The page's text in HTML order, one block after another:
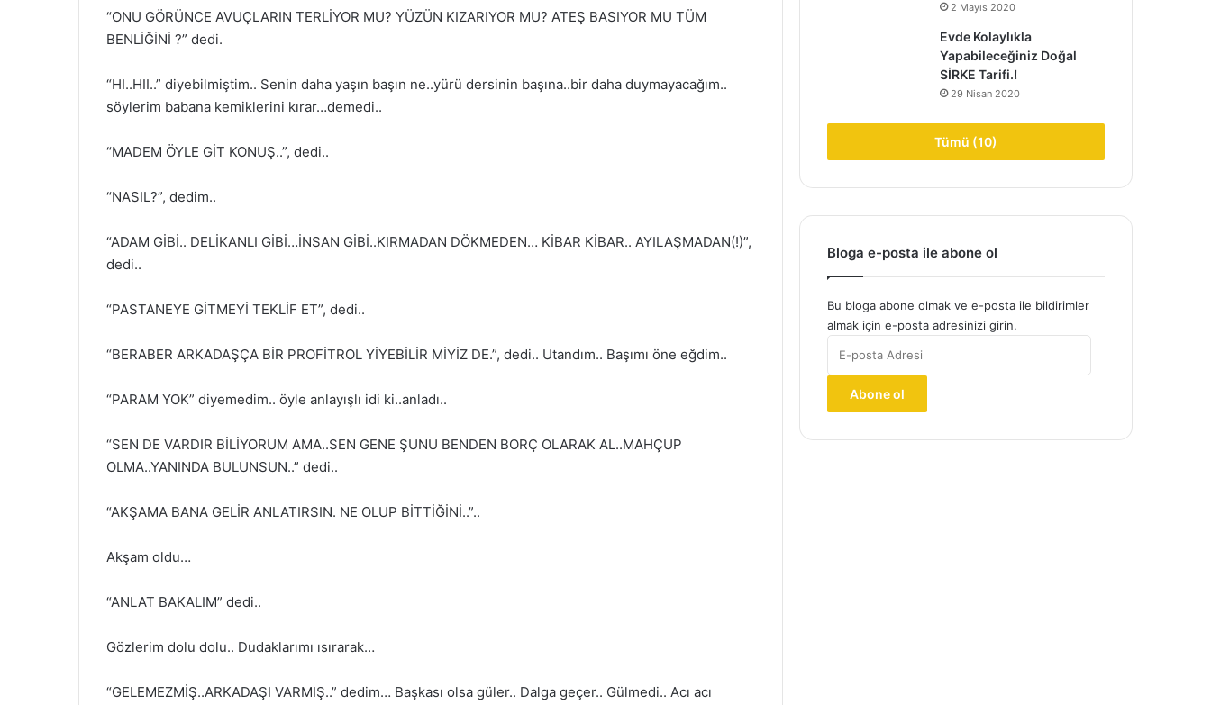
“ONU GÖRÜNCE AVUÇLARIN TERLİYOR MU? YÜZÜN KIZARIYOR MU? ATEŞ BASIYOR MU TÜM
BENLİĞİNİ ?” dedi.
“HI..HII..” diyebilmiştim.. Senin daha yaşın başın ne..yürü dersinin başına..bir daha duymayacağım..
söylerim babana kemiklerini kırar…demedi..
“MADEM ÖYLE GİT KONUŞ..”, dedi..
“NASIL?”, dedim..
“ADAM GİBİ.. DELİKANLI GİBİ…İNSAN GİBİ..KIRMADAN DÖKMEDEN… KİBAR KİBAR.. AYILAŞMADAN(!)”,
dedi..
“PASTANEYE GİTMEYİ TEKLİF ET”, dedi..
“BERABER ARKADAŞÇA BİR PROFİTROL YİYEBİLİR MİYİZ DE.”, dedi.. Utandım.. Başımı öne eğdim..
“PARAM YOK” diyemedim.. öyle anlayışlı idi ki..anladı..
“SEN DE VARDIR BİLİYORUM AMA..SEN GENE ŞUNU BENDEN BORÇ OLARAK AL..MAHÇUP
OLMA..YANINDA BULUNSUN..” dedi..
“AKŞAMA BANA GELİR ANLATIRSIN. NE OLUP BİTTİĞİNİ..”..
Akşam oldu…
“ANLAT BAKALIM” dedi..
Gözlerim dolu dolu.. Dudaklarımı ısırarak…
“GELEMEZMİŞ..ARKADAŞI VARMIŞ..” dedim… Başkası olsa güler.. Dalga geçer.. Gülmedi.. Acı acı
2 Mayıs 2020
Evde Kolaylıkla
Yapabileceğiniz Doğal
SİRKE Tarifi.!
29 Nisan 2020
Tümü (10)
Bloga e-posta ile abone ol
Bu bloga abone olmak ve e-posta ile bildirimler
almak için e-posta adresinizi girin.
posta
Abone ol